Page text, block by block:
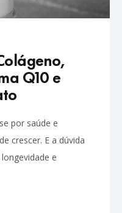
Q10 e
por saúde e
crescer. E a dúvida
e